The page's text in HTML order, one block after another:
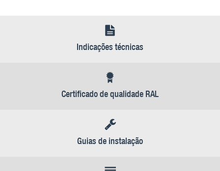
Indicações técnicas
Certificado de qualidade RAL
Guias de instalação